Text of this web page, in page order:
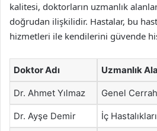
kalitesi, doktorların uzmanlık
doğrudan ilişkilidir. Hastalar, bu
hizmetleri ile kendilerini güvende
Doktor Adı Uzmanlık
Dr. Ahmet Yılmaz Genel
Dr. Ayşe Demir İç Hastalıkları